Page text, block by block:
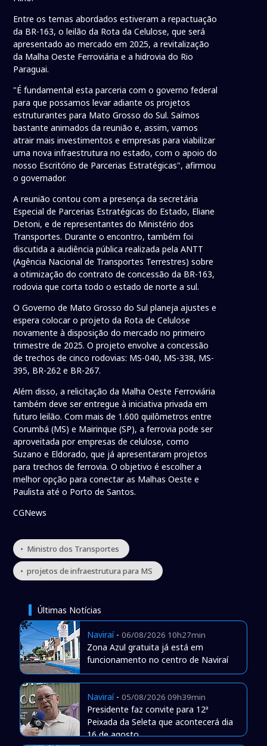
Entre os temas abordados estiveram a repactuação
da BR-163, o leilão da Rota da Celulose, que será
apresentado ao mercado em 2025, a revitalização
da Malha Oeste Ferroviária e a hidrovia do Rio
Paraguai.
"É fundamental esta parceria com o governo federal
para que possamos levar adiante os projetos
estruturantes para Mato Grosso do Sul. Saímos
bastante animados da reunião e, assim, vamos
atrair mais investimentos e empresas para viabilizar
uma nova infraestrutura no estado, com o apoio do
nosso Escritório de Parcerias Estratégicas", afirmou
o governador.
A reunião contou com a presença da secretária
Especial de Parcerias Estratégicas do Estado, Eliane
Detoni, e de representantes do Ministério dos
Transportes. Durante o encontro, também foi
discutida a audiência pública realizada pela ANTT
(Agência Nacional de Transportes Terrestres) sobre
a otimização do contrato de concessão da BR-163,
rodovia que corta todo o estado de norte a sul.
O Governo de Mato Grosso do Sul planeja ajustes e
espera colocar o projeto da Rota de Celulose
novamente à disposição do mercado no primeiro
trimestre de 2025. O projeto envolve a concessão
de trechos de cinco rodovias: MS-040, MS-338, MS-
395, BR-262 e BR-267.
Além disso, a relicitação da Malha Oeste Ferroviária
também deve ser entregue à iniciativa privada em
futuro leilão. Com mais de 1.600 quilômetros entre
Corumbá (MS) e Mairinque (SP), a ferrovia pode ser
aproveitada por empresas de celulose, como
Suzano e Eldorado, que já apresentaram projetos
para trechos de ferrovia. O objetivo é escolher a
melhor opção para conectar as Malhas Oeste e
Paulista até o Porto de Santos.
CGNews
• Ministro dos Transportes
• projetos de infraestrutura para MS
Últimas Notícias
Naviraí- 06/08/2026 10h27min
Zona Azul gratuita já está em
funcionamento no centro de Naviraí
Naviraí- 05/08/2026 09h39min
Presidente faz convite para 12ª
Peixada da Seleta que acontecerá dia
16 de agosto